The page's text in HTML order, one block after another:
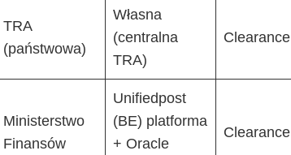
TRA
(państwowa)
Własna
(centralna
TRA)
Clearance
Ministerstwo
Finansów
Unifiedpost
(BE) platforma
+ Oracle
Clearance